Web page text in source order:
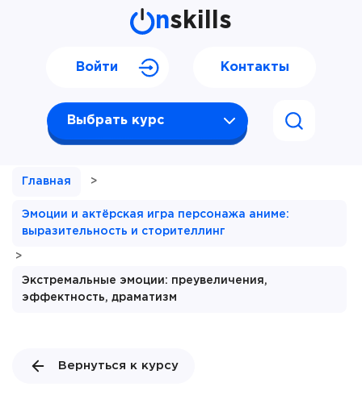
nskills
Выбрать курс
Войти Контакты
Главная >
Эмоции и актёрская игра персонажа аниме:
выразительность и сторителлинг
>
Экстремальные эмоции: преувеличения,
эффектность, драматизм
Вернуться к курсу